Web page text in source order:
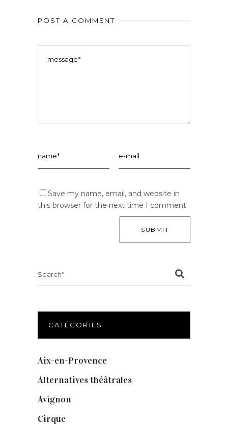
POST A COMMENT
Save my name, email, and website in
this browser for the next time I comment.
CATÉGORIES
Aix-en-Provence
Alternatives théâtrales
Avignon
Cirque